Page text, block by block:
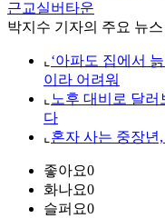
근교실버타운
박지수 기자의 주요 뉴스
⌞ ‘아파도 집에서
이라 어려워
⌞ 노후 대비로 달러
다
⌞ 혼자 사는 중장년,
좋아요0
화나요0
슬퍼요0